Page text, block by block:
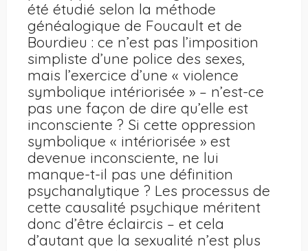
été étudié selon la méthode
généalogique de Foucault et de
Bourdieu : ce n’est pas l’imposition
simpliste d’une police des sexes,
mais l’exercice d’une « violence
symbolique intériorisée » – n’est-ce
pas une façon de dire qu’elle est
inconsciente ? Si cette oppression
symbolique « intériorisée » est
devenue inconsciente, ne lui
manque-t-il pas une définition
psychanalytique ? Les processus de
cette causalité psychique méritent
donc d’être éclaircis – et cela
d’autant que la sexualité n’est plus